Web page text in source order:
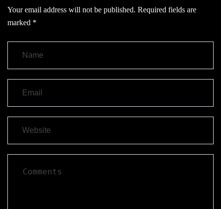
Your email address will not be published. Required fields are
marked *